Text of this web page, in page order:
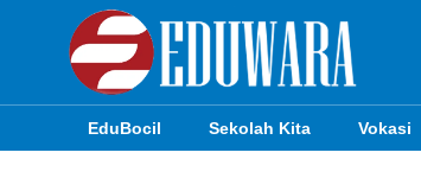
EduBocil Sekolah Kita Vokasi